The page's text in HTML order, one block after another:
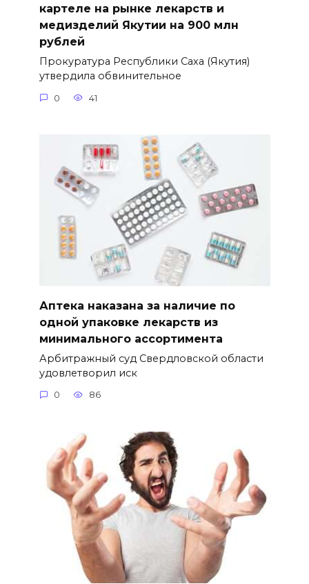
картеле на рынке лекарств и
медизделий Якутии на 900 млн
рублей
Прокуратура Республики Саха (Якутия)
утвердила обвинительное
0 41
Аптека наказана за наличие по
одной упаковке лекарств из
минимального ассортимента
Арбитражный суд Свердловской области
удовлетворил иск
0 86